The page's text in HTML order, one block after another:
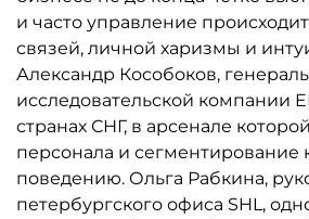
и часто управление
связей, личной харизмы и
Александр Кособоков,
исследовательской компании
странах СНГ, в арсенале
персонала и сегментирование
поведению. Ольга Рабкина,
петербургского офиса SHL,